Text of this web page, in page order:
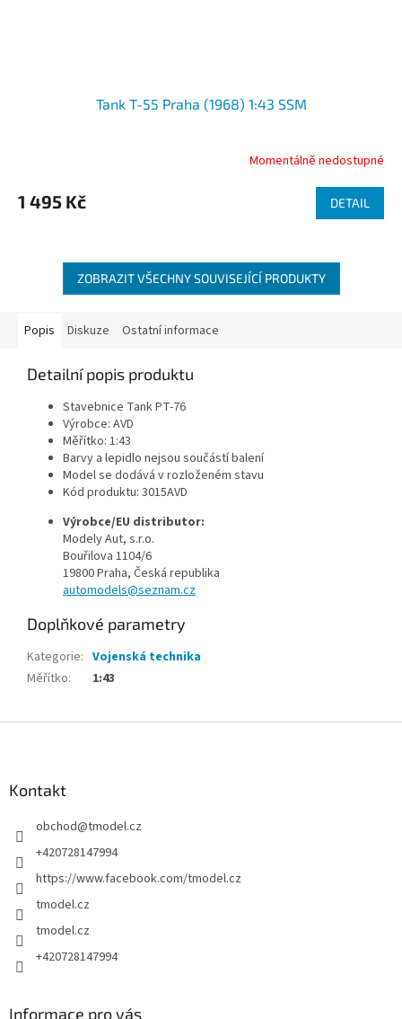
Tank T-55 Praha (1968) 1:43 SSM
Momentálně nedostupné
1 495 Kč DETAIL
ZOBRAZIT VŠECHNY SOUVISEJÍCÍ PRODUKTY
Popis Diskuze Ostatní informace
Detailní popis produktu
Stavebnice TankPT-76
Výrobce: AVD
Měřítko: 1:43
Barvy a lepidlo nejsou součástí balení
Model se dodává v rozloženém stavu
Kód produktu: 3015AVD
Výrobce/EU distributor:
Modely Aut, s.r.o.
Bouřilova 1104/6
19800 Praha, Česká republika
automodels@seznam.cz
Doplňkové parametry
Kategorie: Vojenská technika
Měřítko: 1:43
Kontakt
obchod@tmodel.cz
+420728147994
https://www.facebook.com/tmodel.cz
tmodel.cz
tmodel.cz
+420728147994
Informace pro vás